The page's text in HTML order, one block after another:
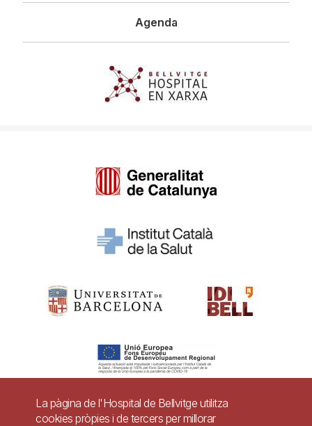
Agenda
La pàgina de l'Hospital de Bellvitge utilitza
cookies pròpies i de tercers per millorar